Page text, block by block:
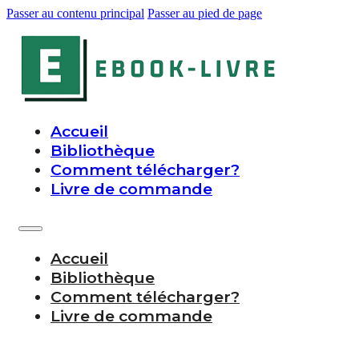
Passer au contenu principal Passer au pied de page
Accueil
Bibliothèque
Comment télécharger?
Livre de commande
Accueil
Bibliothèque
Comment télécharger?
Livre de commande